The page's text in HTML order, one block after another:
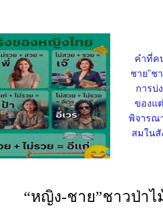
คำที่ค
ชาย"ช
การบ่
ของแ
พิจารณ
สมในสั
“หญิง-ชาย”ชาวป่าไ